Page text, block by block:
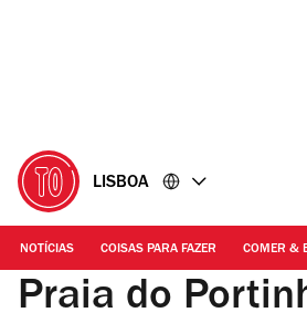
LISBOA
NOTÍCIAS COISAS PARA FAZER COMER &
Praia do